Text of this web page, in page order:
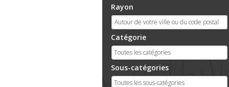
Rayon
Catégorie
Sous-catégories